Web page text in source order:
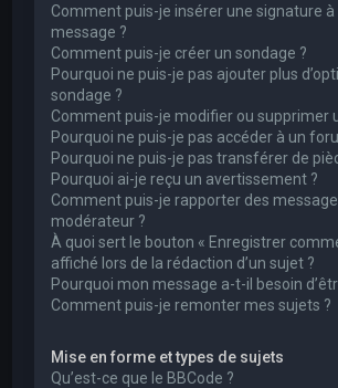
Comment puis-je insérer une signature à
message ?
Comment puis-je créer un sondage ?
Pourquoi ne puis-je pas ajouter plus
sondage ?
Comment puis-je modifier ou supprimer
Pourquoi ne puis-je pas accéder à un
Pourquoi ne puis-je pas transférer de
Pourquoi ai-je reçu un avertissement ?
Comment puis-je rapporter des
modérateur ?
À quoi sert le bouton « Enregistrer
affiché lors de la rédaction d’un sujet ?
Pourquoi mon message a-t-il besoin
Comment puis-je remonter mes sujets ?
Mise en forme et types de sujets
Qu’est-ce que le BBCode ?